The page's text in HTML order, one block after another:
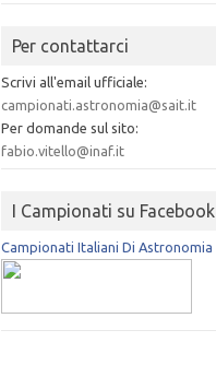
Per contattarci
Scrivi all'email ufficiale:
campionati.astronomia@sait.it
Per domande sul sito:
fabio.vitello@inaf.it
I Campionati su Facebook
Campionati Italiani Di Astronomia